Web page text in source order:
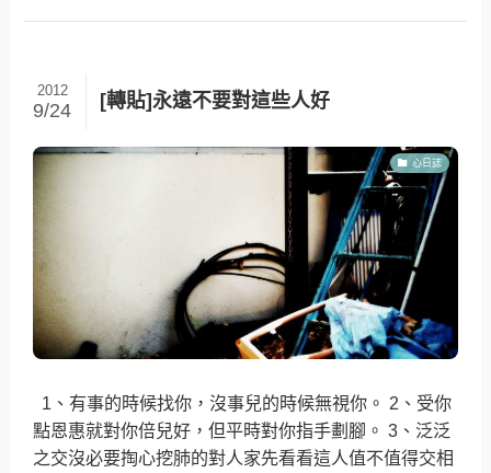
[轉貼]永遠不要對這些人好
2012
9/24
心日誌
1、有事的時候找你，沒事兒的時候無視你。 2、受你
點恩惠就對你倍兒好，但平時對你指手劃腳。 3、泛泛
之交沒必要掏心挖肺的對人家先看看這人值不值得交相